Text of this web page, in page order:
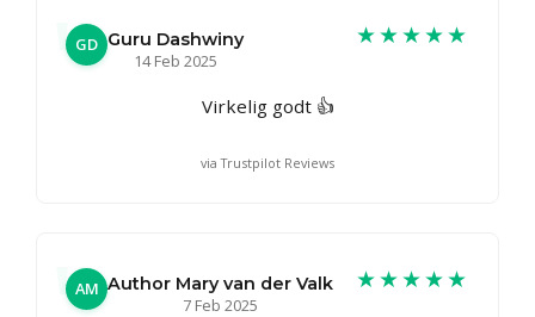
GD Guru Dashwiny
14 Feb 2025
★★★★★
Virkelig godt 👍
via Trustpilot Reviews
AM Author Mary van der Valk
7 Feb 2025
★★★★★